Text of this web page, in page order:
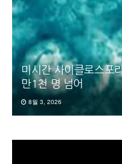
미시간 사이클로스포
만1천 명 넘어
8월 3, 2026